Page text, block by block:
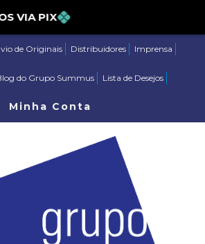
PIX
de Originais Distribuidores Imprensa
do Grupo Summus Lista de Desejos
Minha Conta